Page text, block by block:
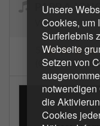
Unsere
Cookies, um
Surferlebnis
Webseite
Setzen von
die
Cookies
PAPP A
WIR
5.0
(0 bestätigte